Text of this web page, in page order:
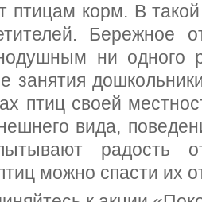
птицам корм. В
Бережное
ни одного
занятия
птиц своей
вида,
радость
можно спасти их